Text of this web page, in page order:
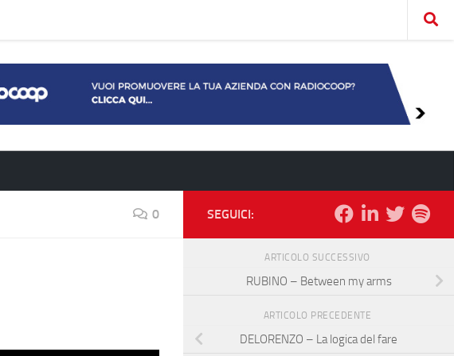
0 SEGUICI:
ARTICOLO SUCCESSIVO
RUBINO – Between my arms
ARTICOLO PRECEDENTE
DELORENZO – La logica del fare